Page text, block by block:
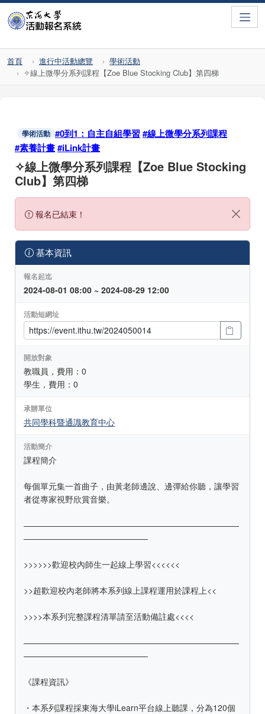
首頁 進行中活動總覽
學術活動
✧線上微學分系列課程【Zoe Blue Stocking Club】第四梯
學術活動 #0到1：自主自組學習#線上微學分系列課程
#素養計畫#iLink計畫
✧線上微學分系列課程【Zoe Blue Stocking
Club】第四梯
報名已結束！
基本資訊
報名起迄
2024-08-01 08:00 ~ 2024-08-29 12:00
活動短網址
開放對象
教職員，費用：0
學生，費用：0
承辦單位
共同學科暨通識教育中心
活動簡介
課程簡介
每個單元集一首曲子，由黃老師邊說、邊彈給你聽，讓學習
者從專家視野欣賞音樂。
——————————————————————————
———————————————
>>>>>>歡迎校內師生一起線上學習<<<<<<
>>超歡迎校內老師將本系列線上課程運用於課程上<<
>>>>本系列完整課程清單請至活動備註處<<<<
——————————————————————————
———————————————
《課程資訊》
・本系列課程採東海大學iLearn平台線上聽課，分為120個